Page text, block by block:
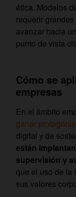
ética. Modelos
requerir
avanzar hacia
punto de vista
Cómo se
empresas
En el ámbito
ganar
digital y de
están
supervisión y
que el uso de la
sus valores